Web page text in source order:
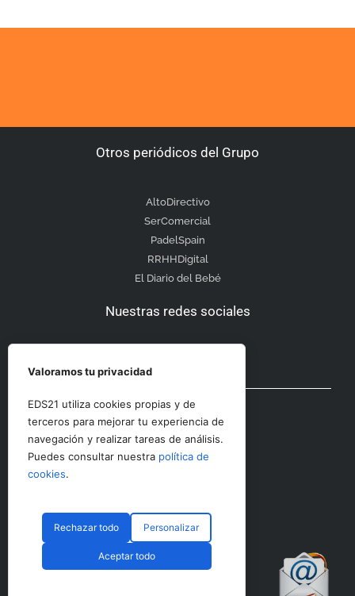
Otros periódicos del Grupo
AltoDirectivo
SerComercial
PadelSpain
RRHHDigital
El Diario del Bebé
Nuestras redes sociales
Otras secciones
Contacto
© CopyRight 2023 RRHHDigital
Valoramos tu privacidad
EDS21 utiliza cookies propias y de
terceros para mejorar tu experiencia de
navegación y realizar tareas de análisis.
Puedes consultar nuestra política de
cookies.
Rechazar todo Personalizar
Aceptar todo